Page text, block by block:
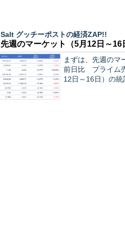
Salt グッチーポストの経済ZAP!!
先週のマーケット（5月12日～16
まずは、先週の
前日比 プライム売買代金） ●先週の米国経済
12日～16日）の統